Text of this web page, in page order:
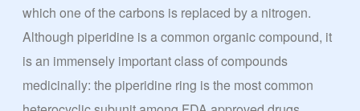
which one of the carbons is replaced by a nitrogen.
Although piperidine is a common organic compound, it
is an immensely important class of compounds
medicinally: the piperidine ring is the most common